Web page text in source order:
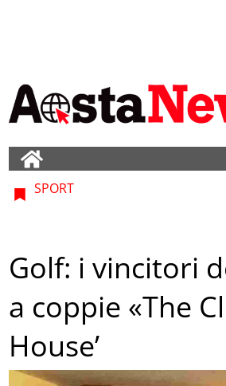
SPORT
Golf: i vincitori
a coppie «The
House’